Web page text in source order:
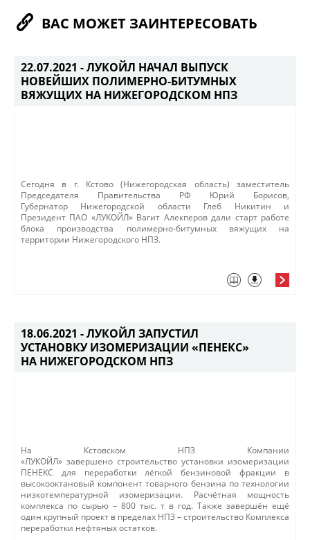
ВАС МОЖЕТ ЗАИНТЕРЕСОВАТЬ
22.07.2021 -ЛУКОЙЛ НАЧАЛ ВЫПУСК
НОВЕЙШИХ ПОЛИМЕРНО-БИТУМНЫХ
ВЯЖУЩИХ НА НИЖЕГОРОДСКОМ НПЗ
​Сегодня в
г. Кстово (Нижегородская область) заместитель
Председателя Правительства РФ Юрий Борисов,
Губернатор Нижегородской области Глеб Никитин и
Президент ПАО «ЛУКОЙЛ» Вагит Алекперов дали старт работе
блока производства полимерно-битумных вяжущих на
территории Нижегородского НПЗ. ​
18.06.2021 -ЛУКОЙЛ ЗАПУСТИЛ
УСТАНОВКУ ИЗОМЕРИЗАЦИИ «ПЕНЕКС»
НА НИЖЕГОРОДСКОМ НПЗ
​На Кстовском НПЗ Компании
«ЛУКОЙЛ» завершено строительство установки изомеризации
ПЕНЕКС для переработки лёгкой бензиновой фракции в
высокооктановый компонент товарного бензина по ​технологии
низкотемпературной изомеризации. Расчётная мощность
комплекса по сырью – 800 тыс. т в год. Также завершён ещё
один крупный проект в пределах НПЗ – строительство Комплекса
переработки нефтяных остатков.